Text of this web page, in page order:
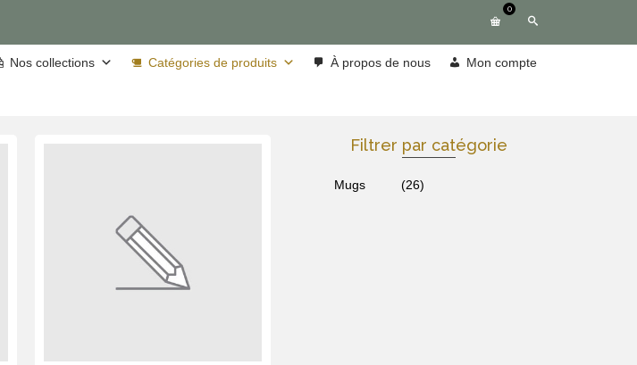
0
Nos collections Catégories de produits À propos de nous Mon compte
Filtrer par catégorie
Mugs (26)